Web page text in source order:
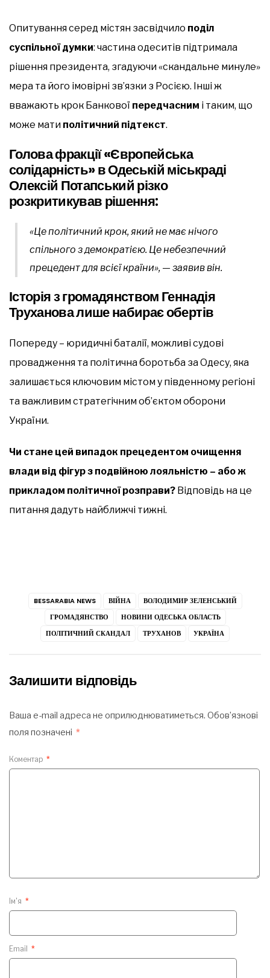
Опитування серед містян засвідчило поділ
суспільної думки: частина одеситів підтримала
рішення президента, згадуючи «скандальне минуле»
мера та його імовірні зв’язки з Росією. Інші ж
вважають крок Банкової передчасним і таким, що
може мати політичний підтекст.
Голова фракції «Європейська
солідарність» в Одеській міськраді
Олексій Потапський різко
розкритикував рішення:
«Це політичний крок, який не має нічого
спільного з демократією. Це небезпечний
прецедент для всієї країни», — заявив він.
Історія з громадянством Геннадія
Труханова лише набирає обертів
Попереду – юридичні баталії, можливі судові
провадження та політична боротьба за Одесу, яка
залишається ключовим містом у південному регіоні
та важливим стратегічним об’єктом оборони
України.
Чи стане цей випадок прецедентом очищення
влади від фігур з подвійною лояльністю – або ж
прикладом політичної розправи? Відповідь на це
питання дадуть найближчі тижні.
BESSARABIA NEWS ВІЙНА
ВОЛОДИМИР ЗЕЛЕНСЬКИЙ
ГРОМАДЯНСТВО
НОВИНИ ОДЕСЬКА ОБЛАСТЬ
ПОЛІТИЧНИЙ СКАНДАЛ
ТРУХАНОВ УКРАЇНА
Залишити відповідь
Ваша e-mail адреса не оприлюднюватиметься. Обов’язкові
поля позначені *
Коментар *
Ім'я *
Email *